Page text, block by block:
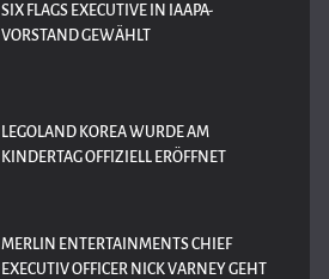
SIX FLAGS EXECUTIVE IN IAAPA-
VORSTAND GEWÄHLT
LEGOLAND KOREA WURDE AM
KINDERTAG OFFIZIELL ERÖFFNET
MERLIN ENTERTAINMENTS CHIEF
EXECUTIV OFFICER NICK VARNEY GEHT